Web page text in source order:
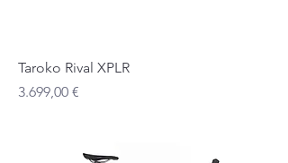
Taroko Rival XPLR
Preis
3.699,00 €